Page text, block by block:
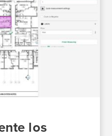
los